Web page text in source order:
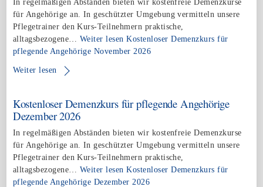
In regelmäßigen Abständen bieten wir kostenfreie Demenzkurse
für Angehörige an. In geschützter Umgebung vermitteln unsere
Pflegetrainer den Kurs-Teilnehmern praktische,
alltagsbezogene…Weiter lesen Kostenloser Demenzkurs für
pflegende Angehörige November 2026
Weiter lesen
Kostenloser Demenzkurs für pflegende Angehörige
Dezember 2026
In regelmäßigen Abständen bieten wir kostenfreie Demenzkurse
für Angehörige an. In geschützter Umgebung vermitteln unsere
Pflegetrainer den Kurs-Teilnehmern praktische,
alltagsbezogene…Weiter lesen Kostenloser Demenzkurs für
pflegende Angehörige Dezember 2026